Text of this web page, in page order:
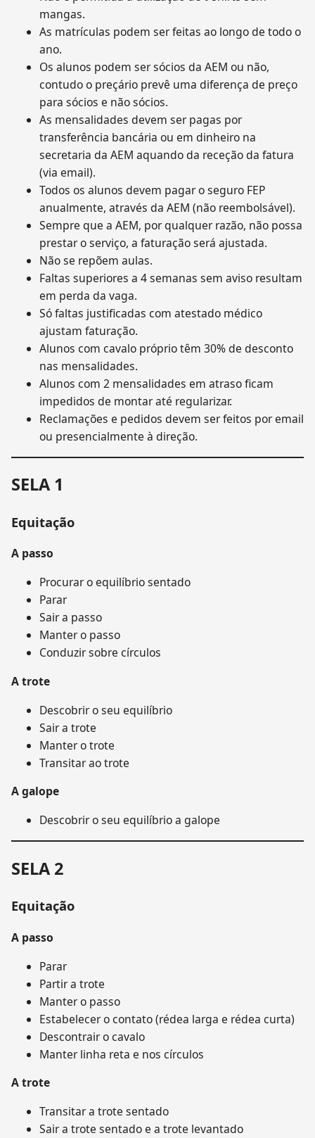
mangas.
As matrículas podem ser feitas ao longo de todo o
ano.
Os alunos podem ser sócios da AEM ou não,
contudo o preçário prevê uma diferença de preço
para sócios e não sócios.
As mensalidades devem ser pagas por
transferência bancária ou em dinheiro na
secretaria da AEM aquando da receção da fatura
(via email).
Todos os alunos devem pagar o seguro FEP
anualmente, através da AEM (não reembolsável).
Sempre que a AEM, por qualquer razão, não possa
prestar o serviço, a faturação será ajustada.
Não se repõem aulas.
Faltas superiores a 4 semanas sem aviso resultam
em perda da vaga.
Só faltas justificadas com atestado médico
ajustam faturação.
Alunos com cavalo próprio têm 30% de desconto
nas mensalidades.
Alunos com 2 mensalidades em atraso ficam
impedidos de montar até regularizar.
Reclamações e pedidos devem ser feitos por email
ou presencialmente à direção.
SELA 1
Equitação
A passo
Procurar o equilíbrio sentado
Parar
Sair a passo
Manter o passo
Conduzir sobre círculos
A trote
Descobrir o seu equilíbrio
Sair a trote
Manter o trote
Transitar ao trote
A galope
Descobrir o seu equilíbrio a galope
SELA 2
Equitação
A passo
Parar
Partir a trote
Manter o passo
Estabelecer o contato (rédea larga e rédea curta)
Descontrair o cavalo
Manter linha reta e nos círculos
A trote
Transitar a trote sentado
Sair a trote sentado e a trote levantado